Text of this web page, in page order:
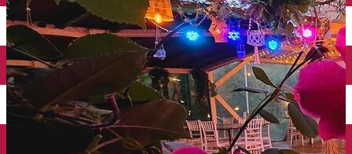
Închirieri auto
Închirieri biciclete
Taxi
Încărcare vehicule electrice